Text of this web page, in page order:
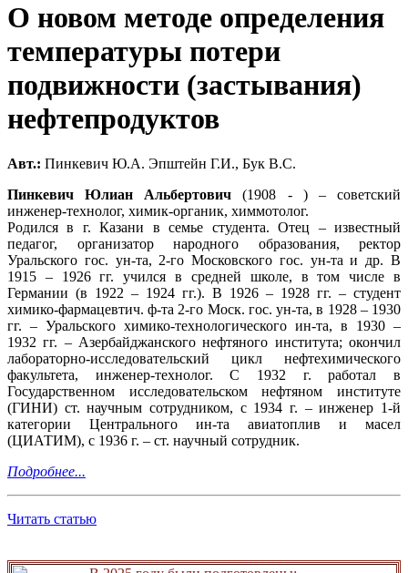
О новом методе определения
температуры потери
подвижности (застывания)
нефтепродуктов
Авт.: Пинкевич Ю.А. Эпштейн Г.И., Бук В.С.
Пинкевич Юлиан Альбертович (1908 - ) – советский
инженер-технолог, химик-органик, химмотолог.
Родился в г. Казани в семье студента. Отец – известный
педагог, организатор народного образования, ректор
Уральского гос. ун-та, 2-го Московского гос. ун-та и др. В
1915 – 1926 гг. учился в средней школе, в том числе в
Германии (в 1922 – 1924 гг.). В 1926 – 1928 гг. – студент
химико-фармацевтич. ф-та 2-го Моск. гос. ун-та, в 1928 – 1930
гг. – Уральского химико-технологического ин-та, в 1930 –
1932 гг. – Азербайджанского нефтяного института; окончил
лабораторно-исследовательский цикл нефтехимического
факультета, инженер-технолог. С 1932 г. работал в
Государственном исследовательском нефтяном институте
(ГИНИ) ст. научным сотрудником, с 1934 г. – инженер 1-й
категории Центрального ин-та авиатоплив и масел
(ЦИАТИМ), с 1936 г. – ст. научный сотрудник.
Подробнее...
Читать статью